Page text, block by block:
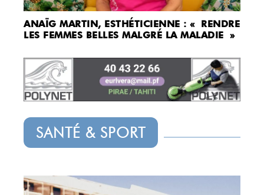
ANAÏG MARTIN, ESTHÉTICIENNE : « RENDRE
LES FEMMES BELLES MALGRÉ LA MALADIE »
SANTÉ & SPORT